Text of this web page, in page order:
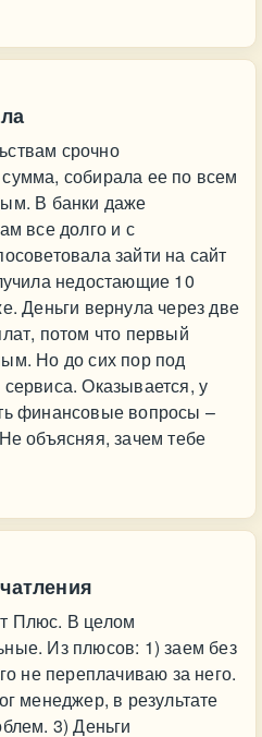
срочно
собирала ее по всем
В банки даже
все долго и с
зайти на сайт
недостающие 10
Деньги вернула через две
потом что первый
Но до сих пор под
Оказывается, у
финансовые вопросы –
объясняя, зачем тебе
Плюс. В целом
Из плюсов: 1) заем без
не переплачиваю за него.
менеджер, в результате
3) Деньги